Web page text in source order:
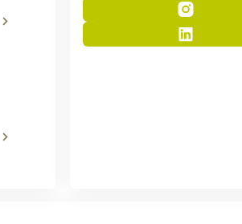
Instagram
LinkedIn